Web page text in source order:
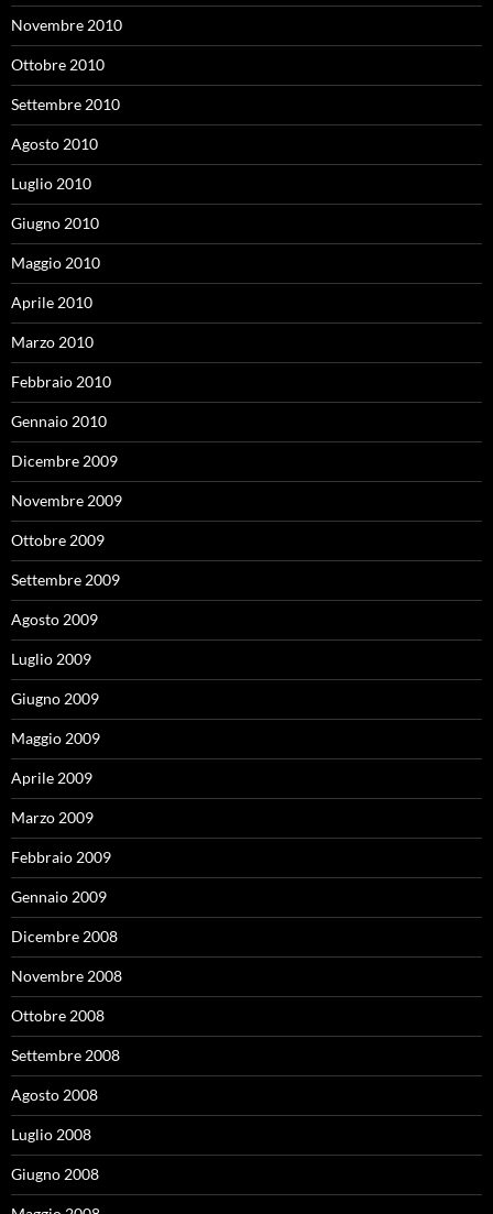
Novembre 2010
Ottobre 2010
Settembre 2010
Agosto 2010
Luglio 2010
Giugno 2010
Maggio 2010
Aprile 2010
Marzo 2010
Febbraio 2010
Gennaio 2010
Dicembre 2009
Novembre 2009
Ottobre 2009
Settembre 2009
Agosto 2009
Luglio 2009
Giugno 2009
Maggio 2009
Aprile 2009
Marzo 2009
Febbraio 2009
Gennaio 2009
Dicembre 2008
Novembre 2008
Ottobre 2008
Settembre 2008
Agosto 2008
Luglio 2008
Giugno 2008